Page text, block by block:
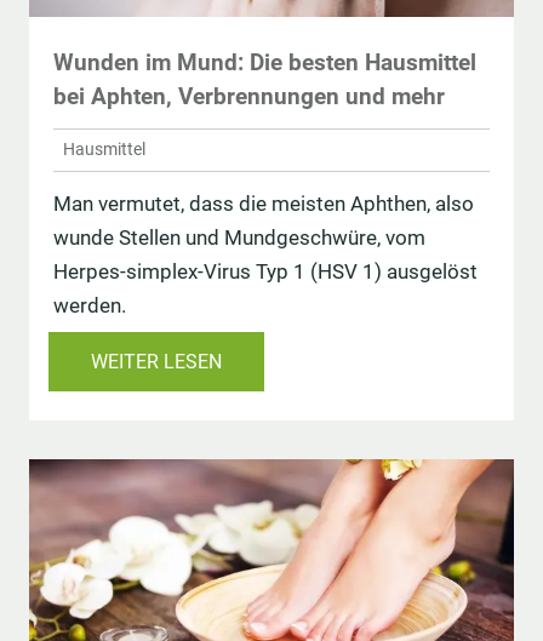
Wunden im Mund: Die besten Hausmittel
bei Aphten, Verbrennungen und mehr
Hausmittel
Man vermutet, dass die meisten Aphthen, also
wunde Stellen und Mundgeschwüre, vom
Herpes-simplex-Virus Typ 1 (HSV 1) ausgelöst
werden.
WEITER LESEN